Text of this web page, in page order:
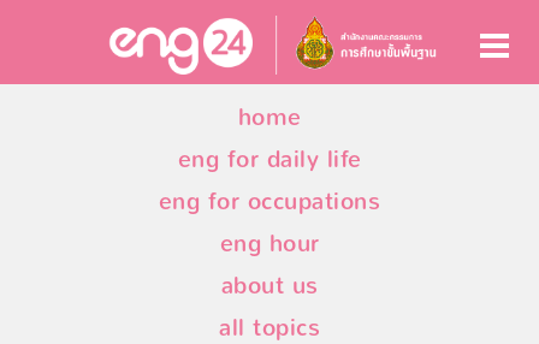
home
eng for daily life
eng for occupations
eng hour
about us
all topics